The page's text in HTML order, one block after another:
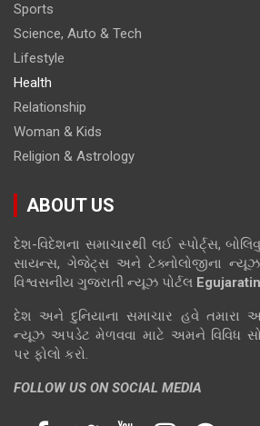
Sports
Science, Auto & Tech
Lifestyle
Health
Relationship
Woman & Kids
Religion & Astrology
ABOUT US
દેશ-વિદેશના સમાચારથી લઈ સ્પોર્ટ્સ,
સાયન્સ, ગેજેટ્સ અને ટેક્નોલોજીના
વિશ્વસનીય ગુજરાતી ન્યૂઝ પોર્ટલ
દેશ અને દુનિયાના સમાચાર હવે તમારા
ન્યૂઝ અપડેટ મેળવવા માટે અમને વિવિધ
પર ફોલો કરો.
FOLLOW US ON SOCIAL MEDIA